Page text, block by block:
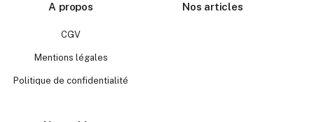
A propos
CGV
Mentions légales
Politique de confidentialité
Nos articles